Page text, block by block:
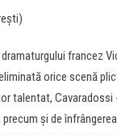
francez
orice scenă
talentat,
și de